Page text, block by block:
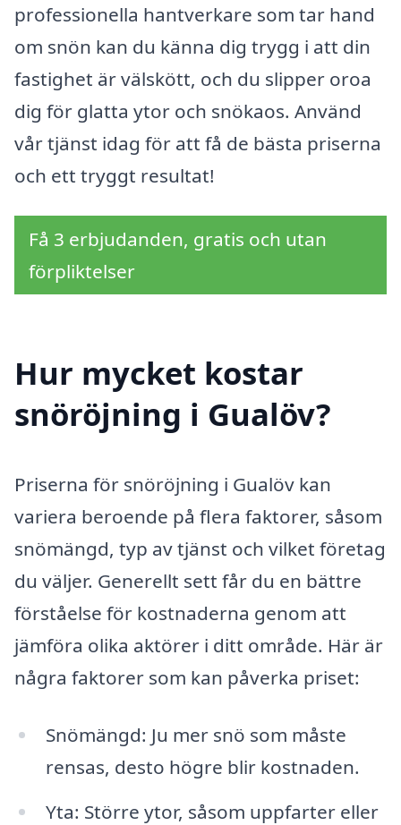
professionella hantverkare som tar hand
om snön kan du känna dig trygg i att din
fastighet är välskött, och du slipper oroa
dig för glatta ytor och snökaos. Använd
vår tjänst idag för att få de bästa priserna
och ett tryggt resultat!
Få 3 erbjudanden, gratis och utan
förpliktelser
Hur mycket kostar
snöröjning i Gualöv?
Priserna för snöröjning i Gualöv kan
variera beroende på flera faktorer, såsom
snömängd, typ av tjänst och vilket företag
du väljer. Generellt sett får du en bättre
förståelse för kostnaderna genom att
jämföra olika aktörer i ditt område. Här är
några faktorer som kan påverka priset:
Snömängd: Ju mer snö som måste
rensas, desto högre blir kostnaden.
Yta: Större ytor, såsom uppfarter eller